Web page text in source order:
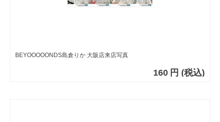
BEYOOOOONDS島倉りか 大阪店来店写真
160 円 (税込)